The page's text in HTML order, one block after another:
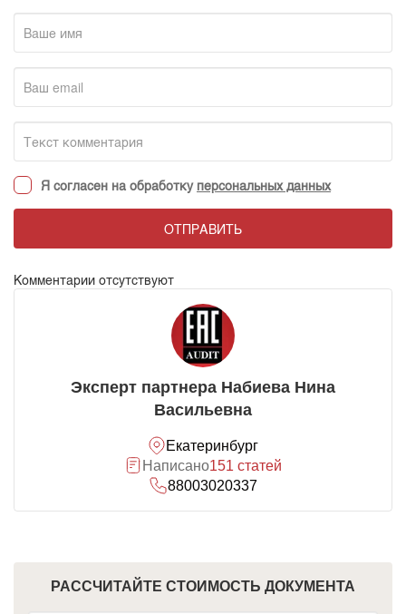
Я согласен на обработку персональных данных
ОТПРАВИТЬ
Комментарии отсутствуют
Эксперт партнера Набиева Нина
Васильевна
Екатеринбург
Написано151 статей
88003020337
РАССЧИТАЙТЕ СТОИМОСТЬ ДОКУМЕНТА